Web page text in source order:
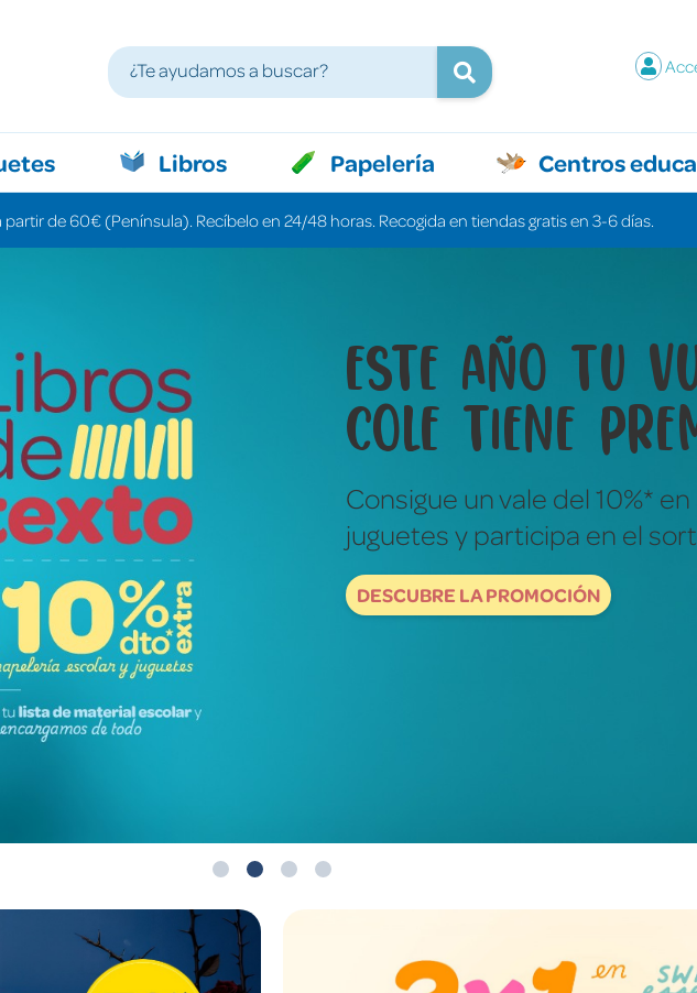
Libros Papelería Centros
partir de 60€ (Península). Recíbelo en 24/48 horas. Recogida en tiendas gratis en 3-6 días.
Libros y
cuentan todo
una palabra
Fotografías reales para
mundo de verdad.